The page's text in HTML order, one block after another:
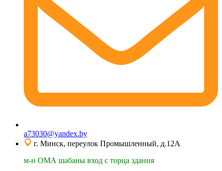
a73030@yandex.by
г. Минск, переулок Промышленный, д.12А
м-н ОМА шабаны вход с торца здания